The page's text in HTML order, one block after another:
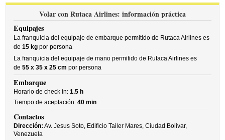
Volar con Rutaca Airlines: información práctica
Equipajes
La franquicia del equipaje de embarque permitido de Rutaca Airlines es
de15 kg por persona
La franquicia del equipaje de mano permitido de Rutaca Airlines es
de55 x 35 x 25 cm por persona
Embarque
Horario de check in:1.5 h
Tiempo de aceptación:40 min
Contactos
Dirección: Av. Jesus Soto, Edificio Tailer Mares, Ciudad Bolivar,
Venezuela